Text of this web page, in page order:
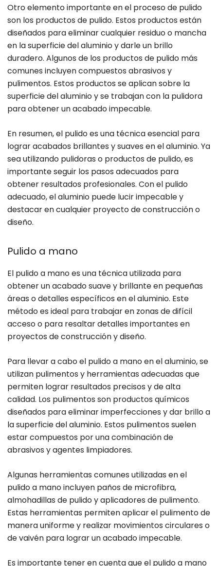
Otro elemento importante en el proceso de pulido
son los productos de pulido. Estos productos están
diseñados para eliminar cualquier residuo o mancha
en la superficie del aluminio y darle un brillo
duradero. Algunos de los productos de pulido más
comunes incluyen compuestos abrasivos y
pulimentos. Estos productos se aplican sobre la
superficie del aluminio y se trabajan con la pulidora
para obtener un acabado impecable.
En resumen, el pulido es una técnica esencial para
lograr acabados brillantes y suaves en el aluminio. Ya
sea utilizando pulidoras o productos de pulido, es
importante seguir los pasos adecuados para
obtener resultados profesionales. Con el pulido
adecuado, el aluminio puede lucir impecable y
destacar en cualquier proyecto de construcción o
diseño.
Pulido a mano
El pulido a mano es una técnica utilizada para
obtener un acabado suave y brillante en pequeñas
áreas o detalles específicos en el aluminio. Este
método es ideal para trabajar en zonas de difícil
acceso o para resaltar detalles importantes en
proyectos de construcción y diseño.
Para llevar a cabo el pulido a mano en el aluminio, se
utilizan pulimentos y herramientas adecuadas que
permiten lograr resultados precisos y de alta
calidad. Los pulimentos son productos químicos
diseñados para eliminar imperfecciones y dar brillo a
la superficie del aluminio. Estos pulimentos suelen
estar compuestos por una combinación de
abrasivos y agentes limpiadores.
Algunas herramientas comunes utilizadas en el
pulido a mano incluyen paños de microfibra,
almohadillas de pulido y aplicadores de pulimento.
Estas herramientas permiten aplicar el pulimento de
manera uniforme y realizar movimientos circulares o
de vaivén para lograr un acabado impecable.
Es importante tener en cuenta que el pulido a mano